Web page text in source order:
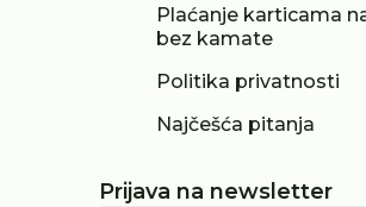
Plaćanje karticama
bez kamate
Politika privatnosti
Najčešća pitanja
Prijava na newsletter